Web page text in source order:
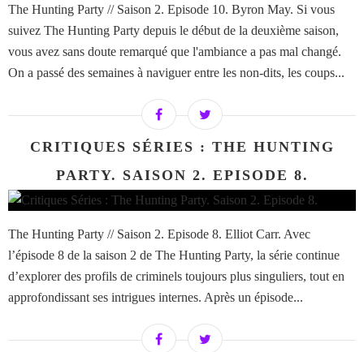
The Hunting Party // Saison 2. Episode 10. Byron May. Si vous
suivez The Hunting Party depuis le début de la deuxième saison,
vous avez sans doute remarqué que l'ambiance a pas mal changé.
On a passé des semaines à naviguer entre les non-dits, les coups...
CRITIQUES SÉRIES : THE HUNTING
PARTY. SAISON 2. EPISODE 8.
The Hunting Party // Saison 2. Episode 8. Elliot Carr. Avec
l’épisode 8 de la saison 2 de The Hunting Party, la série continue
d’explorer des profils de criminels toujours plus singuliers, tout en
approfondissant ses intrigues internes. Après un épisode...